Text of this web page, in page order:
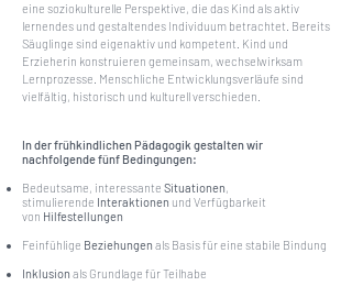
eine soziokulturelle Perspektive, die das Kind als aktiv
lernendes und gestaltendes Individuum betrachtet. Bereits
Säuglinge sind eigenaktiv und kompetent. Kind und
Erzieherin konstruieren gemeinsam, wechselwirksam
Lernprozesse. Menschliche Entwicklungsverläufe sind
vielfältig, historisch und kulturell verschieden.
In der frühkindlichen Pädagogik gestalten wir
nachfolgende fünf Bedingungen:
Bedeutsame, interessante Situationen,
stimulierende Interaktionen und Verfügbarkeit
von Hilfestellungen
Feinfühlige Beziehungen als Basis für eine stabile Bindung
Inklusion als Grundlage für Teilhabe